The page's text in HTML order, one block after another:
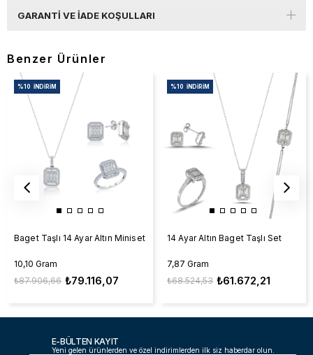
GARANTI VE İADE KOŞULLARI
Benzer Ürünler
Baget Taşlı 14 Ayar Altın Miniset
10,10 Gram
₺79.116,07
₺87.906,66
%10 İNDIRIM
14 Ayar Altın Baget Taşlı Set
7,87 Gram
₺61.672,21
₺68.524,53
%10 İNDIRIM
E-BÜLTEN KAYIT
Yeni gelen ürünlerden ve özel indirimlerden ilk siz haberdar olun.